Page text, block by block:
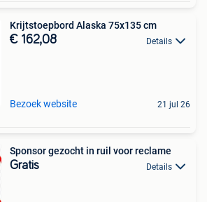
Krijtstoepbord Alaska 75x135 cm
€ 162,08 Details
Bezoek website 21 jul 26
Sponsor gezocht in ruil voor reclame
Gratis Details